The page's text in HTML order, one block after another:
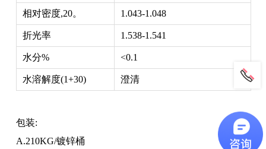
相对密度,20。 1.043-1.048
折光率 1.538-1.541
水分% <0.1
水溶解度(1+30) 澄清
包装:
A.210KG/镀锌桶